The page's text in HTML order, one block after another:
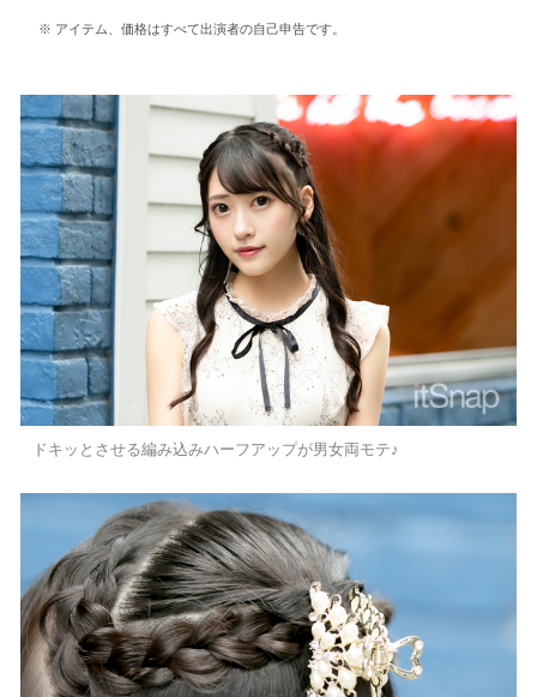
アイテム、価格はすべて出演者の自己申告です。
ドキッとさせる編み込みハーフアップが男女両モテ♪